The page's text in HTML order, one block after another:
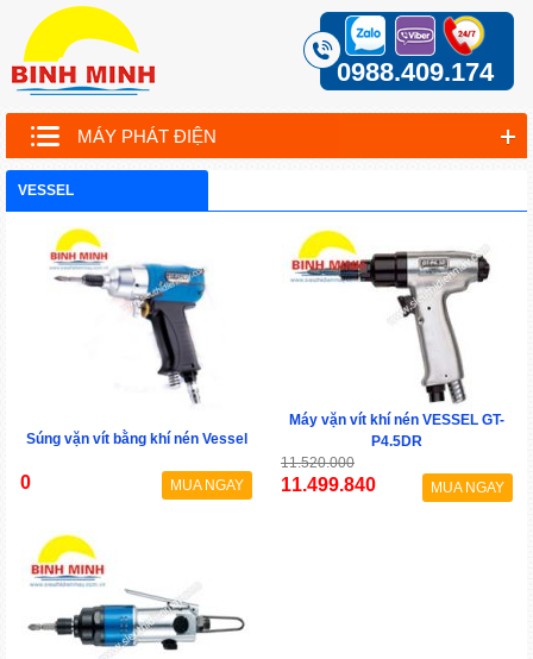
0988.409.174
MÁY PHÁT ĐIỆN
VESSEL
Súng vặn vít bằng khí nén Vessel
0 MUA NGAY
Máy vặn vít khí nén VESSEL GT-
P4.5DR
11.520.000
11.499.840 MUA NGAY